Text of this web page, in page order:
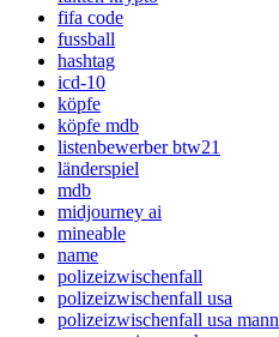
fifa code
fussball
hashtag
icd-10
köpfe
köpfe mdb
listenbewerber btw21
länderspiel
mdb
midjourney ai
mineable
name
polizeizwischenfall
polizeizwischenfall usa
polizeizwischenfall usa mann